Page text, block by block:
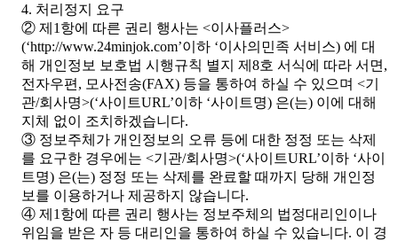
4. 처리정지 요구
② 제1항에 따른 권리 행사는 <이사플러스>
(‘http://www.24minjok.com’이하 ‘이사의민족 서비스) 에 대
해 개인정보 보호법 시행규칙 별지 제8호 서식에 따라 서면,
전자우편, 모사전송(FAX) 등을 통하여 하실 수 있으며 <기
관/회사명>(‘사이트URL’이하 ‘사이트명) 은(는) 이에 대해
지체 없이 조치하겠습니다.
③ 정보주체가 개인정보의 오류 등에 대한 정정 또는 삭제
를 요구한 경우에는 <기관/회사명>(‘사이트URL’이하 ‘사이
트명) 은(는) 정정 또는 삭제를 완료할 때까지 당해 개인정
보를 이용하거나 제공하지 않습니다.
④ 제1항에 따른 권리 행사는 정보주체의 법정대리인이나
위임을 받은 자 등 대리인을 통하여 하실 수 있습니다. 이 경